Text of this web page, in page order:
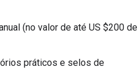
(no valor de até US $200 de
práticos e selos de